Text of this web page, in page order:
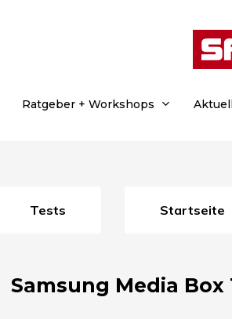
Ratgeber + Workshops
Tests Startseite
Samsung Media Box